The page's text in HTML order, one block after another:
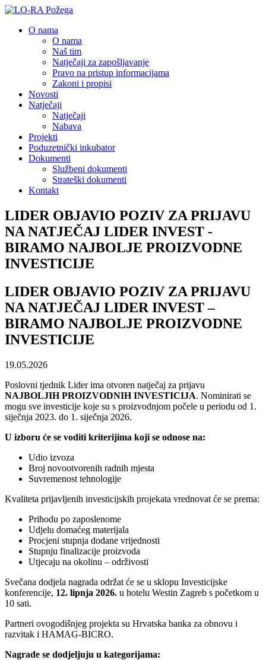
O nama
O nama
Naš tim
Natječaji za zapošljavanje
Pravo na pristup informacijama
Zakoni i propisi
Novosti
Natječaji
Natječaji
Nabava
Projekti
Poduzetnički inkubator
Dokumenti
Službeni dokumenti
Strateški dokumenti
Kontakt
LIDER OBJAVIO POZIV ZA PRIJAVU
NA NATJEČAJ LIDER INVEST -
BIRAMO NAJBOLJE PROIZVODNE
INVESTICIJE
LIDER OBJAVIO POZIV ZA PRIJAVU
NA NATJEČAJ LIDER INVEST –
BIRAMO NAJBOLJE PROIZVODNE
INVESTICIJE
19.05.2026
Poslovni tjednik Lider ima otvoren natječaj za prijavu
NAJBOLJIH PROIZVODNIH INVESTICIJA. Nominirati se
mogu sve investicije koje su s proizvodnjom počele u periodu od 1.
siječnja 2023. do 1. siječnja 2026.
U izboru će se voditi kriterijima koji se odnose na:
Udio izvoza
Broj novootvorenih radnih mjesta
Suvremenost tehnologije
Kvaliteta prijavljenih investicijskih projekata vrednovat će se prema:
Prihodu po zaposlenome
Udjelu domaćeg materijala
Procjeni stupnja dodane vrijednosti
Stupnju finalizacije proizvoda
Utjecaju na okolinu – održivosti
Svečana dodjela nagrada održat će se u sklopu Investicijske
konferencije, 12. lipnja 2026. u hotelu Westin Zagreb s početkom u
10 sati.
Partneri ovogodišnjeg projekta su Hrvatska banka za obnovu i
razvitak i HAMAG-BICRO.
Nagrade se dodjeljuju u kategorijama: